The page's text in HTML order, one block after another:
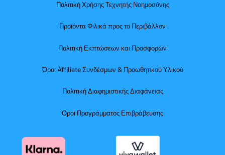
Πολιτική Χρήσης Τεχνητής Νοημοσύνης
Προϊόντα Φιλικά προς το Περιβάλλον
Πολιτική Εκπτώσεων και Προσφορών
Όροι Affiliate Συνδέσμων & Προωθητικού Υλικού
Πολιτική Διαφημιστικής Διαφάνειας
Όροι Προγράμματος Επιβράβευσης